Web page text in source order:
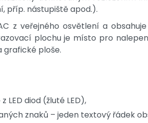
příp. nástupiště apod.).
z veřejného osvětlení a
plochu je místo pro
grafické ploše.
LED diod (žluté LED),
znaků – jeden textový řádek